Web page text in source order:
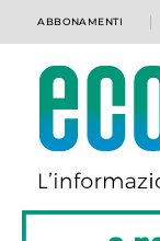
ABBONAMENTI